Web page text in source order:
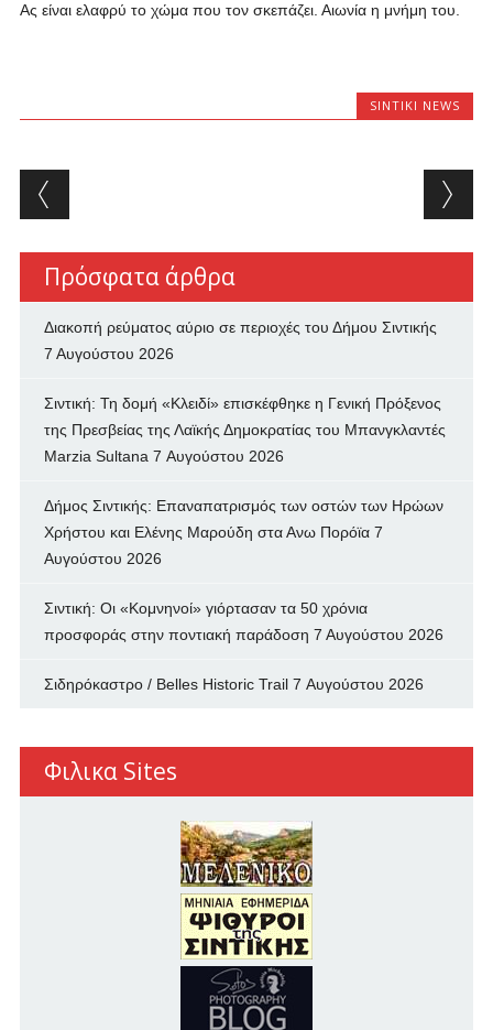
Ας είναι ελαφρύ το χώμα που τον σκεπάζει. Αιωνία η μνήμη του.
SINTIKI NEWS
Post navigation
Πρόσφατα άρθρα
Διακοπή ρεύματος αύριο σε περιοχές του Δήμου Σιντικής
7 Αυγούστου 2026
Σιντική: Τη δομή «Κλειδί» επισκέφθηκε η Γενική Πρόξενος
της Πρεσβείας της Λαϊκής Δημοκρατίας του Μπανγκλαντές
Marzia Sultana 7 Αυγούστου 2026
Δήμος Σιντικής: Επαναπατρισμός των oστών των Ηρώων
Χρήστου και Ελένης Μαρούδη στα Ανω Πορόϊα 7
Αυγούστου 2026
Σιντική: Οι «Κομνηνοί» γιόρτασαν τα 50 χρόνια
προσφοράς στην ποντιακή παράδοση 7 Αυγούστου 2026
Σιδηρόκαστρο / Belles Historic Trail 7 Αυγούστου 2026
Φιλικα Sites